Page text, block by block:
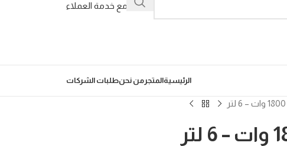
تواصل مع خدمة العملاء
الرئيسيةالمتجر من نحنطلبات الشركات